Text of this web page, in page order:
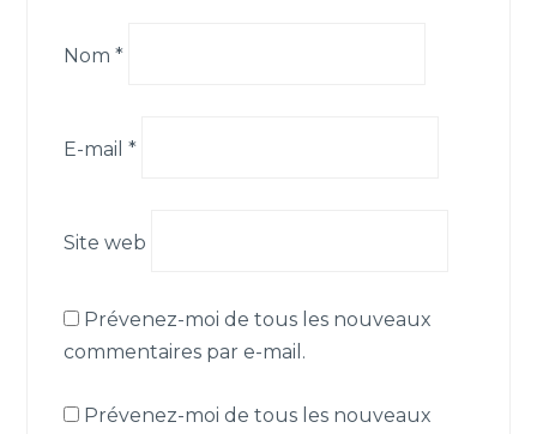
Nom*
E-mail*
Site web
Prévenez-moi de tous les nouveaux
commentaires par e-mail.
Prévenez-moi de tous les nouveaux